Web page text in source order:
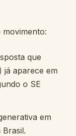
que
já aparece em
o SE
em